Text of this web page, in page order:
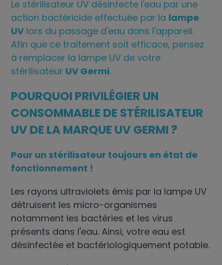
Le stérilisateur UV désinfecte l'eau par une
action bactéricide effectuée par la lampe
UV lors du passage d'eau dans l'appareil.
Afin que ce traitement soit efficace, pensez
à remplacer la lampe UV de votre
stérilisateur UV Germi.
POURQUOI PRIVILÉGIER UN
CONSOMMABLE DE STÉRILISATEUR
UV DE LA MARQUE UV GERMI ?
Pour un stérilisateur toujours en état de
fonctionnement !
Les rayons ultraviolets émis par la lampe UV
détruisent les micro-organismes
notamment les bactéries et les virus
présents dans l'eau. Ainsi, votre eau est
désinfectée et bactériologiquement potable.